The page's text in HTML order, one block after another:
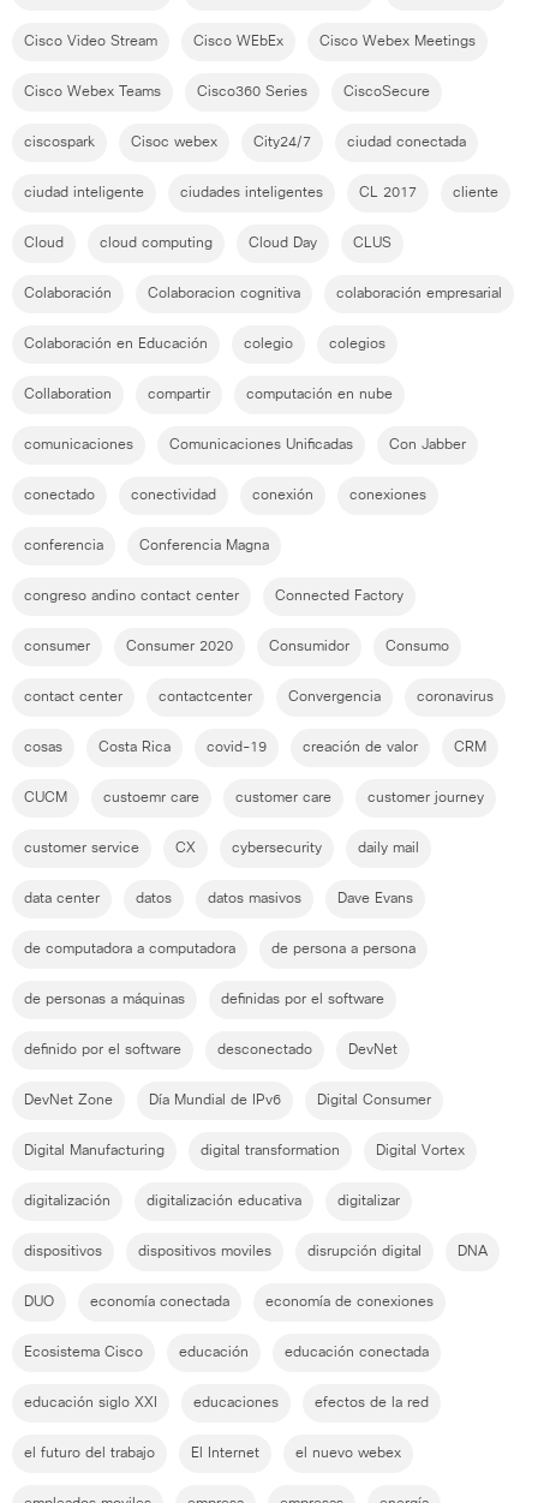
Cisco Video Stream Cisco WEbEx Cisco Webex Meetings
Cisco Webex Teams Cisco360 Series CiscoSecure
ciscospark Cisoc webex City24/7 ciudad conectada
ciudad inteligente ciudades inteligentes CL 2017 cliente
Cloud cloud computing Cloud Day CLUS
Colaboración Colaboracion cognitiva colaboración empresarial
Colaboración en Educación colegio colegios
Collaboration compartir computación en nube
comunicaciones Comunicaciones Unificadas Con Jabber
conectado conectividad conexión conexiones
conferencia Conferencia Magna
congreso andino contact center Connected Factory
consumer Consumer 2020 Consumidor Consumo
contact center contactcenter Convergencia coronavirus
cosas Costa Rica covid-19 creación de valor CRM
CUCM custoemr care customer care customer journey
customer service CX cybersecurity daily mail
data center datos datos masivos Dave Evans
de computadora a computadora de persona a persona
de personas a máquinas definidas por el software
definido por el software desconectado DevNet
DevNet Zone Día Mundial de IPv6 Digital Consumer
Digital Manufacturing digital transformation Digital Vortex
digitalización digitalización educativa digitalizar
dispositivos dispositivos moviles disrupción digital DNA
DUO economía conectada economía de conexiones
Ecosistema Cisco educación educación conectada
educación siglo XXI educaciones efectos de la red
el futuro del trabajo El Internet el nuevo webex